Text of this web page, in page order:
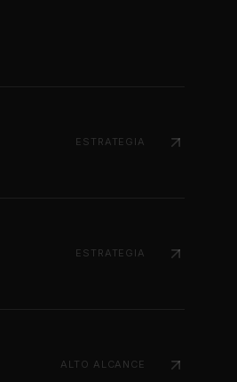
ESTRATEGIA
ESTRATEGIA
ALTO ALCANCE